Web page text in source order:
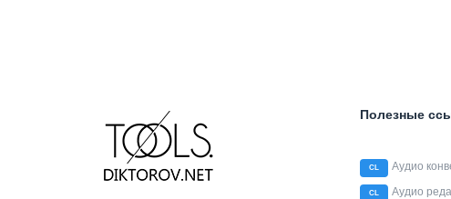
Полезные
CL Аудио
CL Аудио